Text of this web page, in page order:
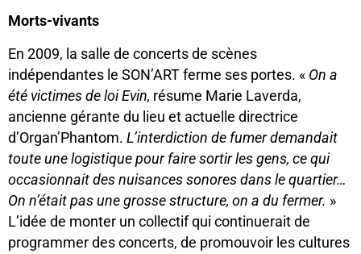
Morts-vivants
En 2009, la salle de concerts de scènes
indépendantes le SON’ART ferme ses portes. « On a
été victimes de loi Evin, résume Marie Laverda,
ancienne gérante du lieu et actuelle directrice
d’Organ’Phantom. L’interdiction de fumer demandait
toute une logistique pour faire sortir les gens, ce qui
occasionnait des nuisances sonores dans le quartier…
On n’était pas une grosse structure, on a du fermer. »
L’idée de monter un collectif qui continuerait de
programmer des concerts, de promouvoir les cultures